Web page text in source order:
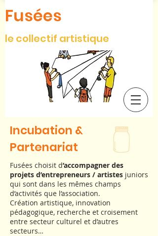
Fusées
le collectif artistique
Incubation &
Partenariat
Fusées choisit d’accompagner des
projets d’entrepreneurs / artistes juniors
qui sont dans les mêmes champs
d’activités que l’association.
Création artistique, innovation
pédagogique, recherche et croisement
entre secteur culturel et d’autres
secteurs…